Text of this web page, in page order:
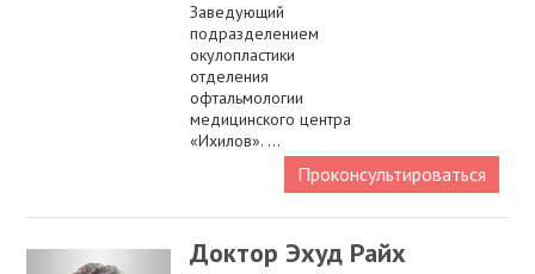
Заведующий
подразделением
окулопластики
отделения
офтальмологии
медицинского центра
«Ихилов». ...
Проконсультироваться
Доктор Эхуд Райх